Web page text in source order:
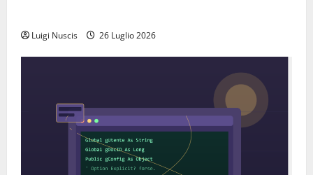
Luigi Nuscis 26 Luglio 2026